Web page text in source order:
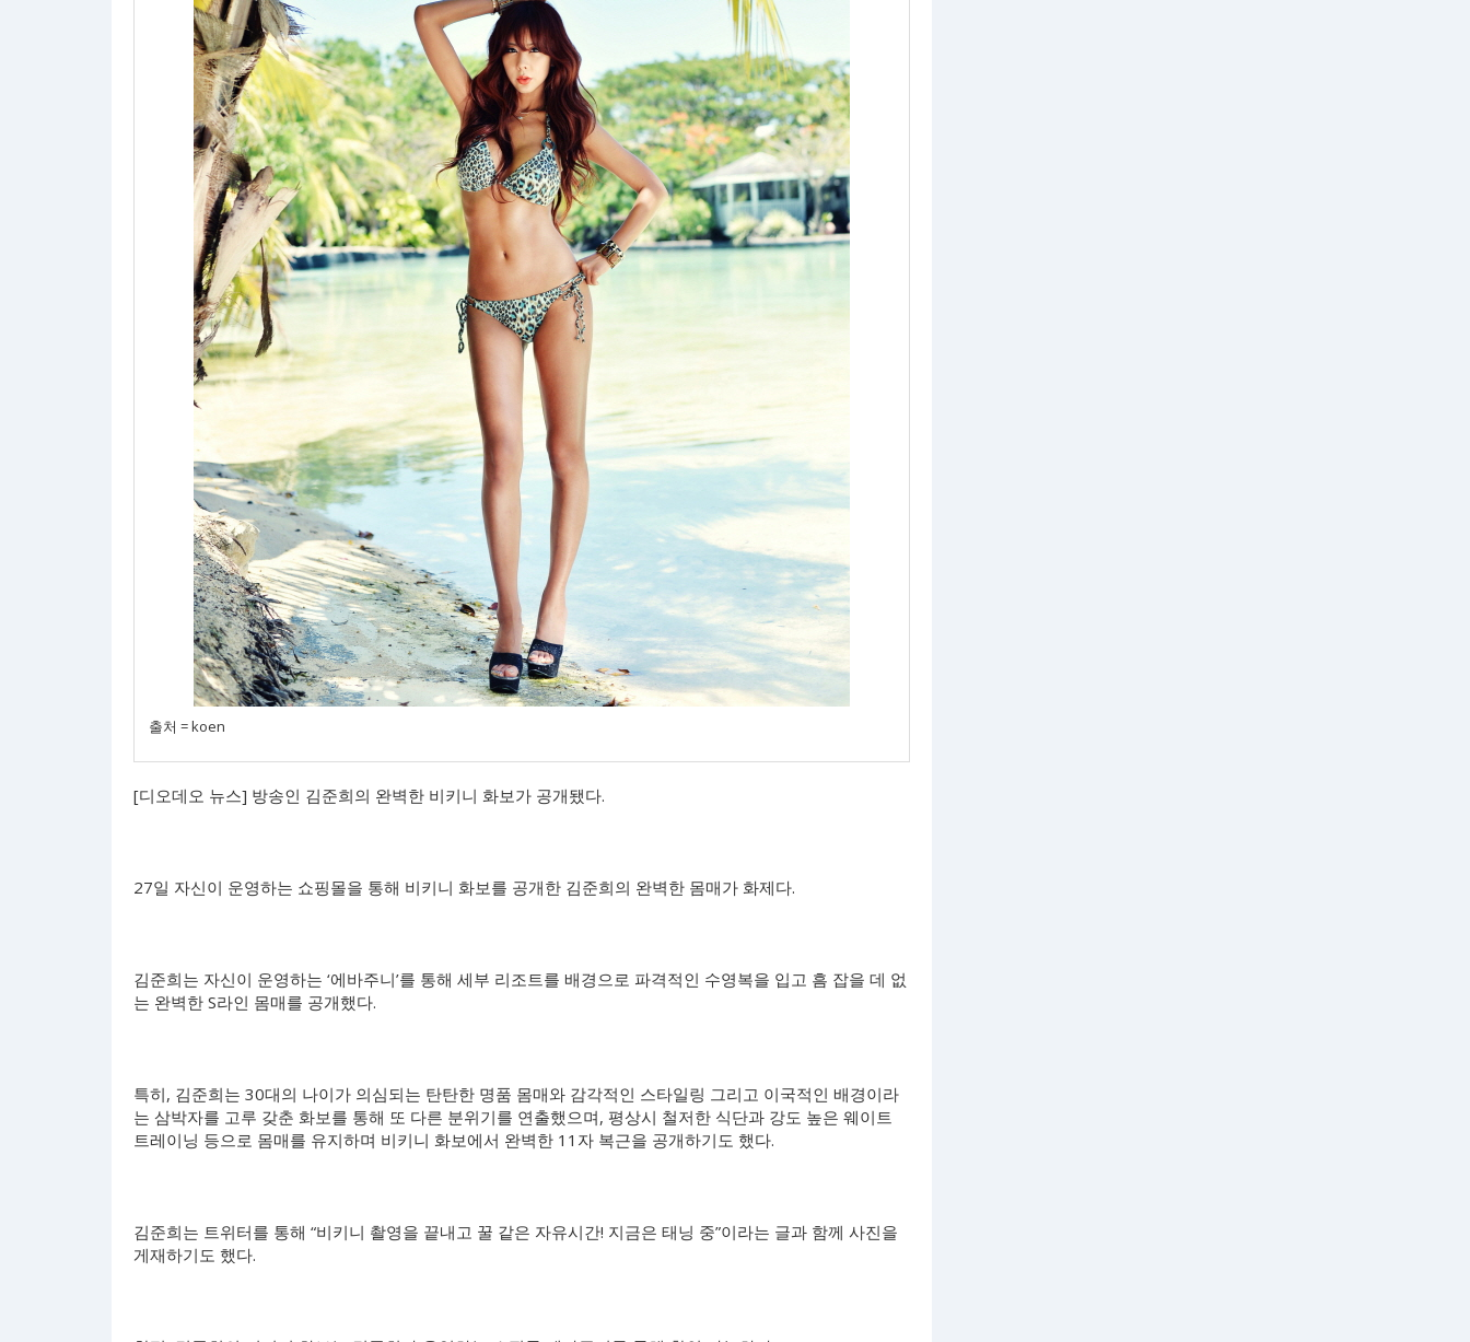
출처 = koen
[디오데오 뉴스] 방송인 김준희의 완벽한 비키니 화보가 공개됐다.
27일 자신이 운영하는 쇼핑몰을 통해 비키니 화보를 공개한 김준희의 완벽한 몸매가 화제다.
김준희는 자신이 운영하는 ‘에바주니’를 통해 세부 리조트를 배경으로 파격적인 수영복을 입고 흠 잡을 데 없
는 완벽한 S라인 몸매를 공개했다.
특히, 김준희는 30대의 나이가 의심되는 탄탄한 명품 몸매와 감각적인 스타일링 그리고 이국적인 배경이라
는 삼박자를 고루 갖춘 화보를 통해 또 다른 분위기를 연출했으며, 평상시 철저한 식단과 강도 높은 웨이트
트레이닝 등으로 몸매를 유지하며 비키니 화보에서 완벽한 11자 복근을 공개하기도 했다.
김준희는 트위터를 통해 “비키니 촬영을 끝내고 꿀 같은 자유시간! 지금은 태닝 중”이라는 글과 함께 사진을
게재하기도 했다.